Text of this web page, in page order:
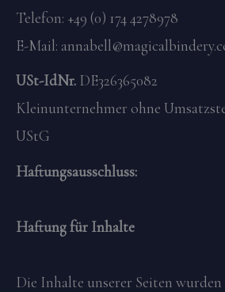
Telefon: +49 (0) 174 4278978
E-Mail:
USt-IdNr. DE326365082
Kleinunternehmer ohne
UStG
Haftungsausschluss:
Haftung für Inhalte
Die Inhalte unserer Seiten